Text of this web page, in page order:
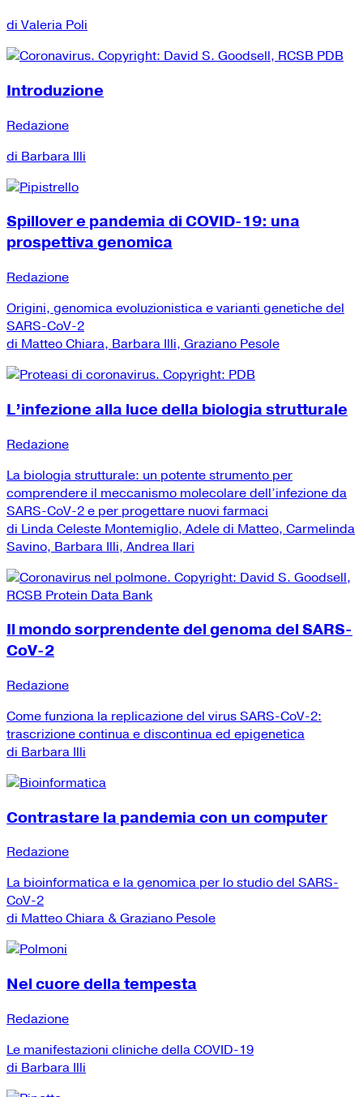
di Valeria Poli
Introduzione
Redazione
di Barbara Illi
Spillover e pandemia di COVID-19: una
prospettiva genomica
Redazione
Origini, genomica evoluzionistica e varianti genetiche del
SARS-CoV-2
di Matteo Chiara, Barbara Illi, Graziano Pesole
L’infezione alla luce della biologia strutturale
Redazione
La biologia strutturale: un potente strumento per
comprendere il meccanismo molecolare dell’infezione da
SARS-CoV-2 e per progettare nuovi farmaci
di Linda Celeste Montemiglio, Adele di Matteo, Carmelinda
Savino, Barbara Illi, Andrea Ilari
Il mondo sorprendente del genoma del SARS-
CoV-2
Redazione
Come funziona la replicazione del virus SARS-CoV-2:
trascrizione continua e discontinua ed epigenetica
di Barbara Illi
Contrastare la pandemia con un computer
Redazione
La bioinformatica e la genomica per lo studio del SARS-
CoV-2
di Matteo Chiara & Graziano Pesole
Nel cuore della tempesta
Redazione
Le manifestazioni cliniche della COVID-19
di Barbara Illi